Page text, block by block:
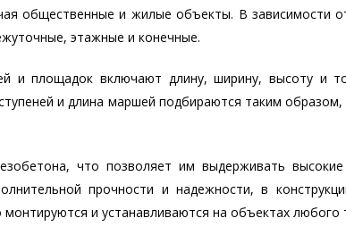
общественные и жилые объекты. В зависимости
этажные и конечные.
и площадок включают длину, ширину, высоту и
и длина маршей подбираются таким
что позволяет им выдерживать
прочности и надежности, в
и устанавливаются на объектах любого